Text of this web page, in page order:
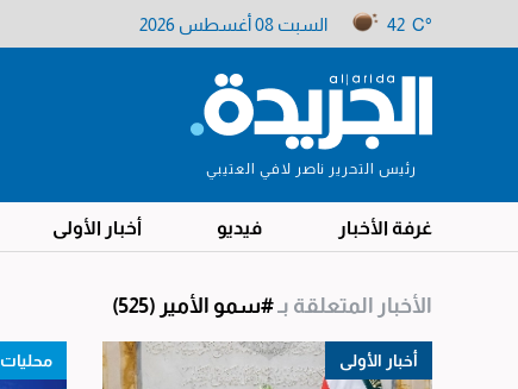
42 C° السبت 08 أغسطس 2026
رئيس التحرير ناصر لافي العتيبي
غرفة الأخبار فيديو أخبار الأولى
الأخبار المتعلقة بـ#سمو الأمير (525)
أخبار الأولى محليات